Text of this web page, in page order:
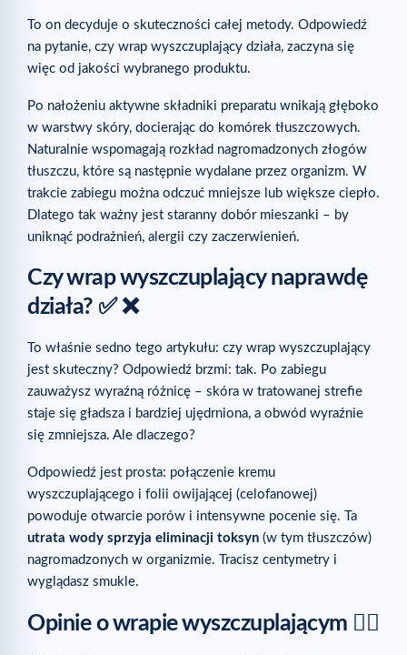
To on decyduje o skuteczności całej metody. Odpowiedź
na pytanie, czy wrap wyszczuplający działa, zaczyna się
więc od jakości wybranego produktu.
Po nałożeniu aktywne składniki preparatu wnikają głęboko
w warstwy skóry, docierając do komórek tłuszczowych.
Naturalnie wspomagają rozkład nagromadzonych złogów
tłuszczu, które są następnie wydalane przez organizm. W
trakcie zabiegu można odczuć mniejsze lub większe ciepło.
Dlatego tak ważny jest staranny dobór mieszanki – by
uniknąć podrażnień, alergii czy zaczerwienień.
Czy wrap wyszczuplający naprawdę
działa? ✅ ❌
To właśnie sedno tego artykułu: czy wrap wyszczuplający
jest skuteczny? Odpowiedź brzmi: tak. Po zabiegu
zauważysz wyraźną różnicę – skóra w tratowanej strefie
staje się gładsza i bardziej ujędrniona, a obwód wyraźnie
się zmniejsza. Ale dlaczego?
Odpowiedź jest prosta: połączenie kremu
wyszczuplającego i folii owijającej (celofanowej)
powoduje otwarcie porów i intensywne pocenie się. Ta
utrata wody sprzyja eliminacji toksyn (w tym tłuszczów)
nagromadzonych w organizmie. Tracisz centymetry i
wyglądasz smukle.
Opinie o wrapie wyszczuplającym 🙋‍♀️